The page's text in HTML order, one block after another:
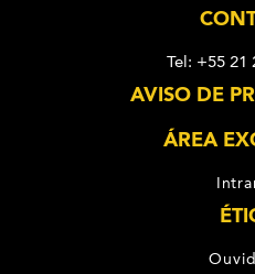
Tel: +55 21
AVISO DE
ÁREA